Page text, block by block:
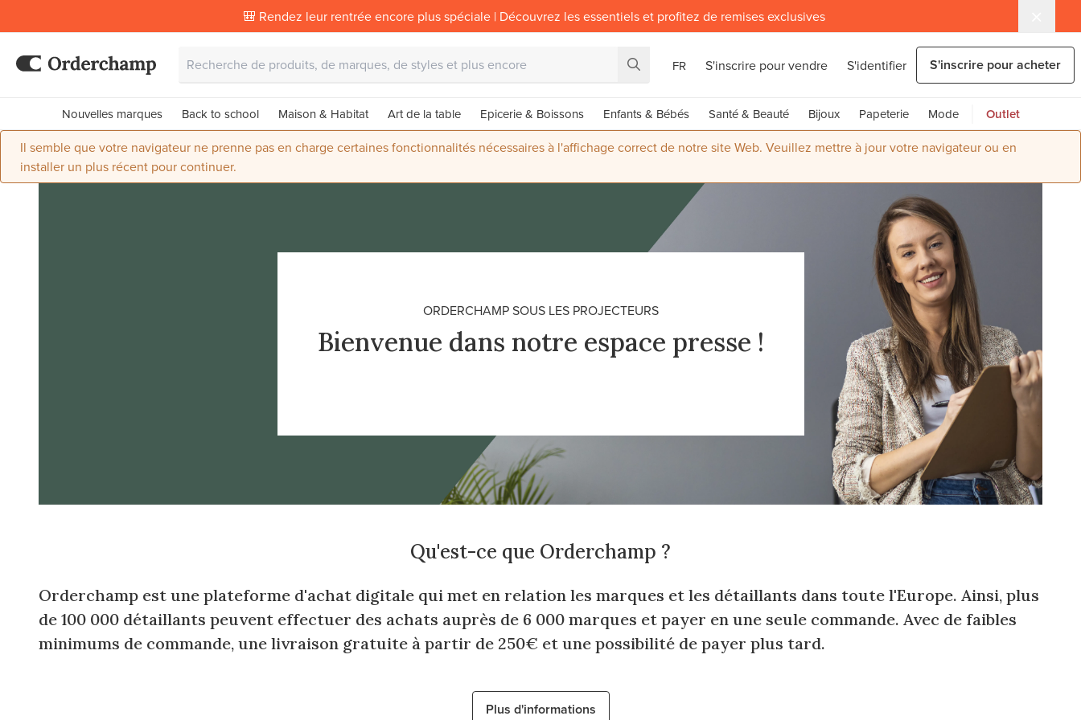
🎒 Rendez leur rentrée encore plus spéciale | Découvrez les essentiels et profitez de remises exclusives
FR S'inscrire pour vendre S'identifier S'inscrire pour acheter
Nouvelles marques Back to school Maison & Habitat Art de la table Epicerie & Boissons Enfants & Bébés Santé & Beauté Bijoux Papeterie Mode Outlet
Il semble que votre navigateur ne prenne pas en charge certaines fonctionnalités nécessaires à l'affichage correct de notre site Web. Veuillez mettre à jour votre navigateur ou en
installer un plus récent pour continuer.
ORDERCHAMP SOUS LES PROJECTEURS
Bienvenue dans notre espace presse !
Qu'est-ce que Orderchamp ?
Orderchamp est une plateforme d'achat digitale qui met en relation les marques et les détaillants dans toute l'Europe. Ainsi, plus
de 100 000 détaillants peuvent effectuer des achats auprès de 6 000 marques et payer en une seule commande. Avec de faibles
minimums de commande, une livraison gratuite à partir de 250€ et une possibilité de payer plus tard.
Plus d'informations